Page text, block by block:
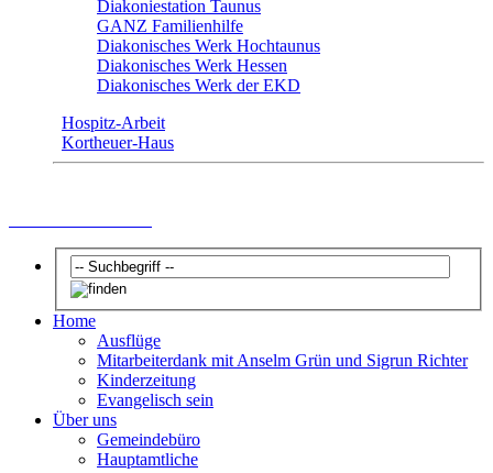
Diakoniestation Taunus
GANZ Familienhilfe
Diakonisches Werk Hochtaunus
Diakonisches Werk Hessen
Diakonisches Werk der EKD
Hospitz-Arbeit
Kortheuer-Haus
Home
Ausflüge
Mitarbeiterdank mit Anselm Grün und Sigrun Richter
Kinderzeitung
Evangelisch sein
Über uns
Gemeindebüro
Hauptamtliche